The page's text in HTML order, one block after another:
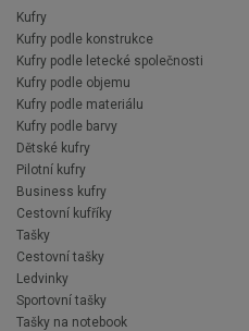
Kufry
Kufry podle konstrukce
Kufry podle letecké společnosti
Kufry podle objemu
Kufry podle materiálu
Kufry podle barvy
Dětské kufry
Pilotní kufry
Business kufry
Cestovní kufříky
Tašky
Cestovní tašky
Ledvinky
Sportovní tašky
Tašky na notebook